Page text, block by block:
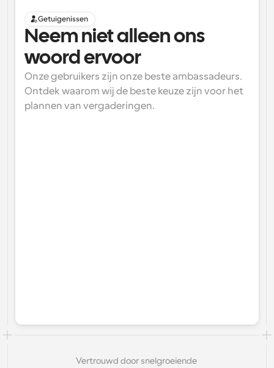
Getuigenissen
Neem niet alleen ons
woord ervoor
Onze gebruikers zijn onze beste ambassadeurs.
Ontdek waarom wij de beste keuze zijn voor het
plannen van vergaderingen.
Vertrouwd door snelgroeiende